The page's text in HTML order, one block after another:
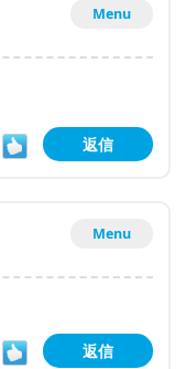
Menu
返信
Menu
返信